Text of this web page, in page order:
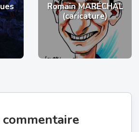
Romain MARÉCHAL
(caricature)